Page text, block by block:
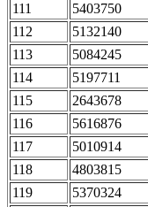
111
5403750
112 5132140
113 5084245
114 5197711
115 2643678
116 5616876
117 5010914
118 4803815
119 5370324